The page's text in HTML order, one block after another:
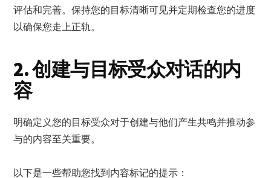
评估和完善。保持您的目标清晰可见并定期检查您的进度
以确保您走上正轨。
2. 创建与目标受众对话的内
容
明确定义您的目标受众对于创建与他们产生共鸣并推动参
与的内容至关重要。
以下是一些帮助您找到内容标记的提示：